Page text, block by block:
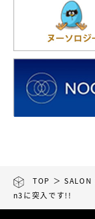
TOP ＞SALON
N3に突入です!!